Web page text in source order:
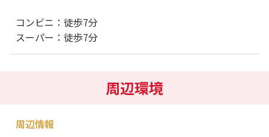
コンビニ：徒歩7分
スーパー：徒歩7分
周辺環境
周辺情報